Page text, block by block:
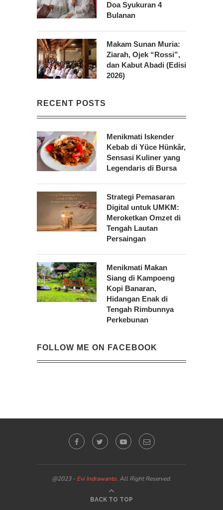
Doa Syukuran 4
Bulanan
Makam Sunan Muria:
Ziarah, Ojek “Rossi”,
dan Kabut Abadi (Edisi
2026)
RECENT POSTS
Menikmati Iskender
Kebab di Yüce Hünkâr,
Sensasi Kuliner yang
Legendaris di Bursa
Strategi Pemasaran
Digital untuk UMKM:
Meroketkan Omzet di
Tengah Lautan
Persaingan
Menikmati Makan
Siang di Kampoeng
Kopi Banaran,
Hidangan Enak di
Tengah Rimbunnya
Perkebunan
FOLLOW ME ON FACEBOOK
@2023 - Evi Indrawanto. All Right Reserved.
BACK TO TOP